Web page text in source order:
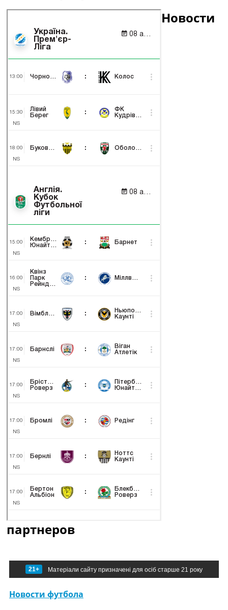
Новости
партнеров
21+ Матеріали сайту призначені для осіб старше 21 року
Новости футбола